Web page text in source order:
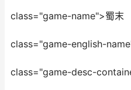
class="game-name">蜀末
class="game-english-
class="game-desc-